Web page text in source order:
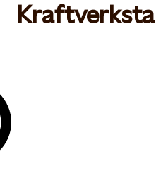
Kraftverkstall